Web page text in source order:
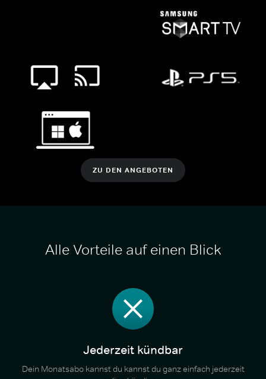
ZU DEN ANGEBOTEN
Alle Vorteile auf einen Blick
Jederzeit kündbar
Dein Monatsabo kannst du kannst du ganz einfach jederzeit